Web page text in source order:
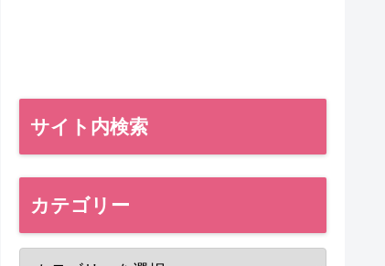
サイト内検索
カテゴリー